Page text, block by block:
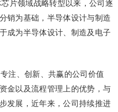
片领域战略转型以来，公司逐
销为基础，半导体设计与制造
成为半导体设计、制造及电子
注、创新、共赢的公司价值
金以及流程管理上的优势，与
发展，近年来，公司持续推进